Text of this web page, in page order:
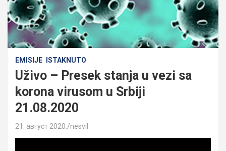
EMISIJE ISTAKNUTO
Uživo – Presek stanja u vezi sa
korona virusom u Srbiji
21.08.2020
21. август 2020. nesvil